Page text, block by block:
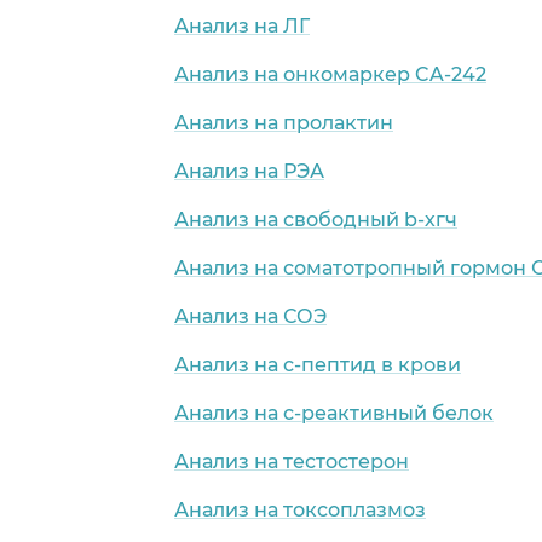
Анализ на ЛГ
Анализ на онкомаркер CA-242
Анализ на пролактин
Анализ на РЭА
Анализ на свободный b-хгч
Анализ на соматотропный гормон
Анализ на СОЭ
Анализ на с-пептид в крови
Анализ на с-реактивный белок
Анализ на тестостерон
Анализ на токсоплазмоз